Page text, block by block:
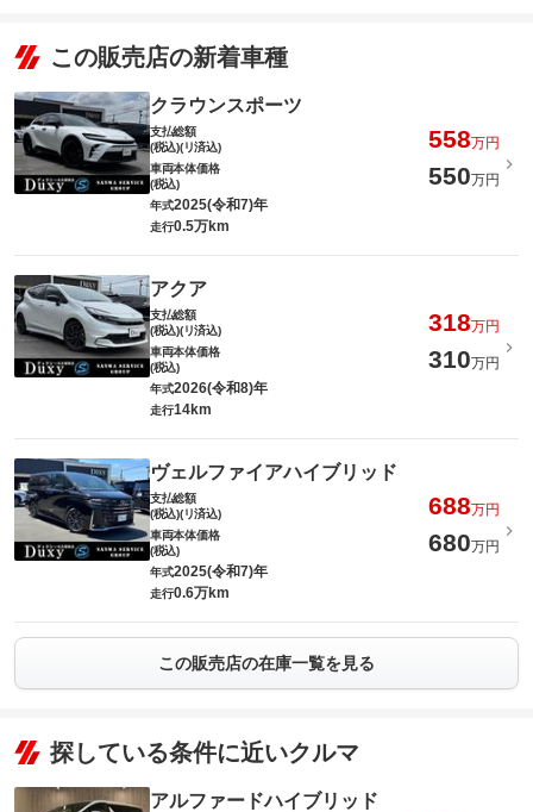
この販売店の新着車種
クラウンスポーツ
支払総額
(税込)(リ済込)
558万円
車両本体価格
(税込)
550万円
年式2025(令和7)年
走行0.5万km
アクア
支払総額
(税込)(リ済込)
318万円
車両本体価格
(税込)
310万円
年式2026(令和8)年
走行14km
ヴェルファイアハイブリッド
支払総額
(税込)(リ済込)
688万円
車両本体価格
(税込)
680万円
年式2025(令和7)年
走行0.6万km
この販売店の在庫一覧を見る
探している条件に近いクルマ
アルファードハイブリッド